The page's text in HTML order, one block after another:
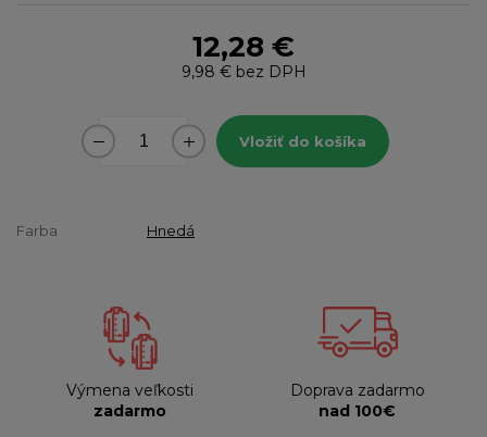
12,28 €
9,98 €bez DPH
Vložiť do košíka
Farba Hnedá
Výmena veľkosti
zadarmo
Doprava zadarmo
nad 100€